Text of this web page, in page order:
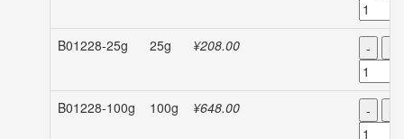
B01228-25g 25g ¥208.00 -
B01228-100g 100g ¥648.00 -